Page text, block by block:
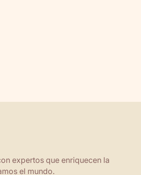
expertos que enriquecen la
el mundo.